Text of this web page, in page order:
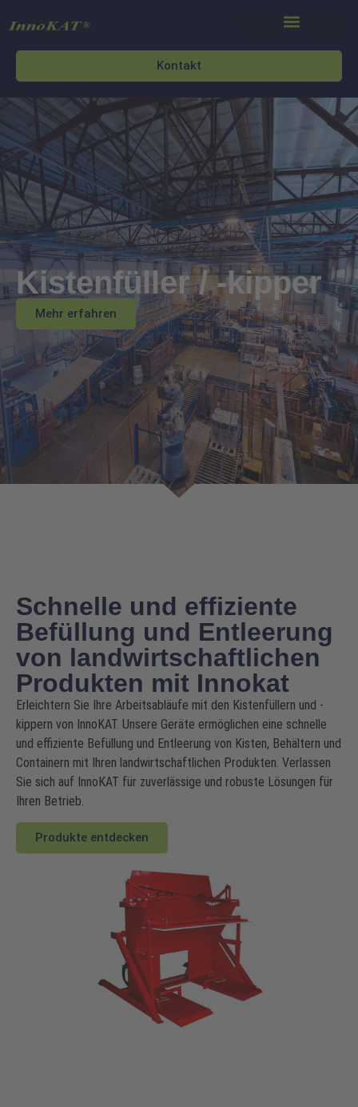
Kontakt
Kistenfüller / -kipper
Mehr erfahren
Schnelle und effiziente
Befüllung und Entleerung
von landwirtschaftlichen
Produkten mit Innokat
Erleichtern Sie Ihre Arbeitsabläufe mit den Kistenfüllern und -
kippern von InnoKAT. Unsere Geräte ermöglichen eine schnelle
und effiziente Befüllung und Entleerung von Kisten, Behältern und
Containern mit Ihren landwirtschaftlichen Produkten. Verlassen
Sie sich auf InnoKAT für zuverlässige und robuste Lösungen für
Ihren Betrieb.
Produkte entdecken